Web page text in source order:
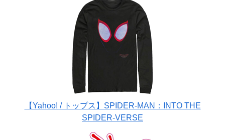
【Yahoo! / トップス】SPIDER-MAN：INTO THE
SPIDER-VERSE